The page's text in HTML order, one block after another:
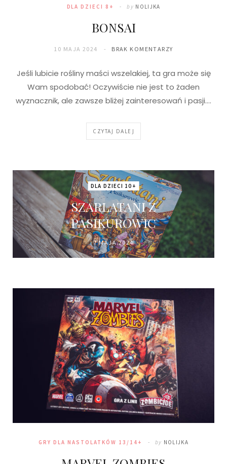
DLA DZIECI 8+ by NOLIJKA
BONSAI
10 MAJA 2024 BRAK KOMENTARZY
Jeśli lubicie rośliny maści wszelakiej, ta gra może się
Wam spodobać! Oczywiście nie jest to żaden
wyznacznik, ale zawsze bliżej zainteresowań i pasji.…
CZYTAJ DALEJ
DLA DZIECI 10+
SZARLATANI Z
PASIKUROWIC
7 MAJA 2024
GRY DLA NASTOLATKÓW 13/14+ by NOLIJKA